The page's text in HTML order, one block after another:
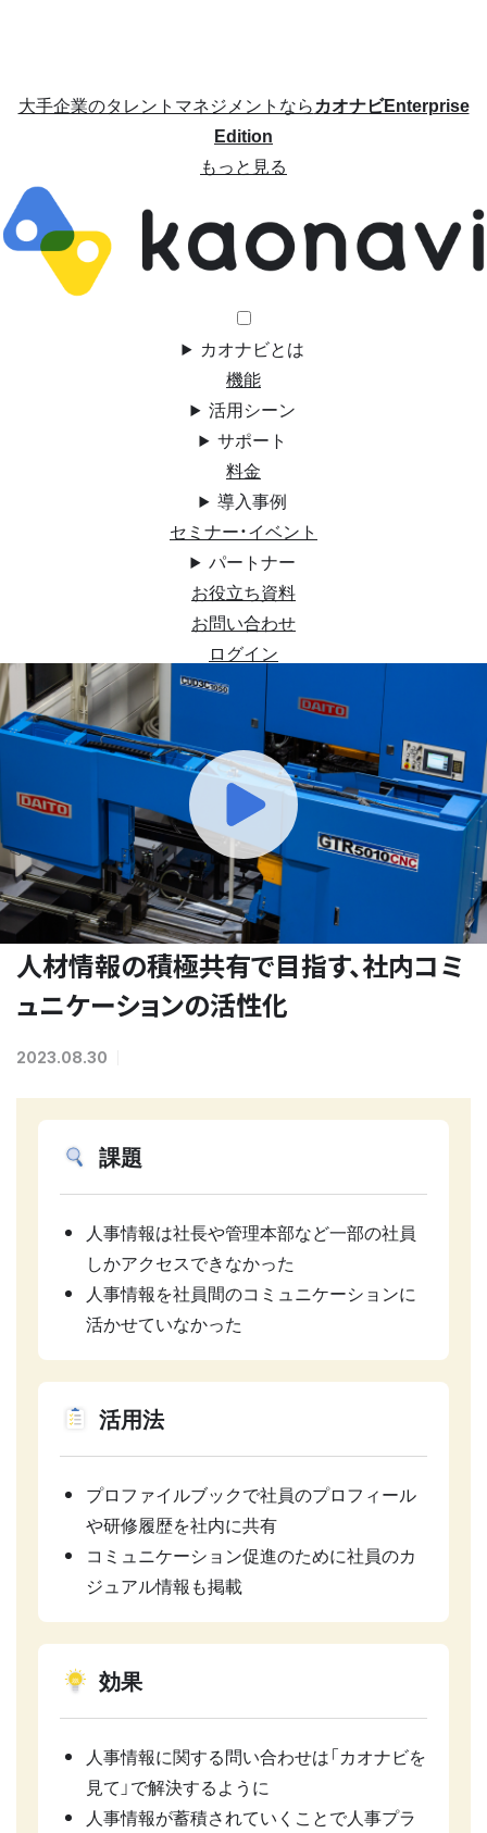
大手企業のタレントマネジメントならカオナビEnterprise
Edition
もっと見る
カオナビとは
機能
活用シーン
サポート
料金
導入事例
セミナー・イベント
パートナー
お役立ち資料
お問い合わせ
ログイン
人材情報の積極共有で目指す、社内コミ
ュニケーションの活性化
2023.08.30
課題
人事情報は社長や管理本部など一部の社員
しかアクセスできなかった
人事情報を社員間のコミュニケーションに
活かせていなかった
活用法
プロファイルブックで社員のプロフィール
や研修履歴を社内に共有
コミュニケーション促進のために社員のカ
ジュアル情報も掲載
効果
人事情報に関する問い合わせは「カオナビを
見て」で解決するように
人事情報が蓄積されていくことで人事プラ